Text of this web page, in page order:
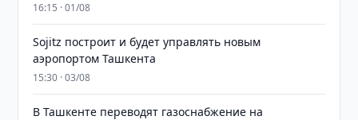
16:15 · 01/08
Sojitz построит и будет управлять новым
аэропортом Ташкента
15:30 · 03/08
В Ташкенте переводят газоснабжение на